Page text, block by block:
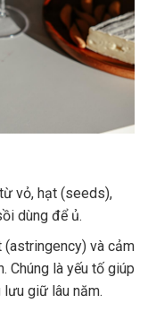
vỏ, hạt (seeds),
dùng để ủ.
(astringency) và cảm
Chúng là yếu tố giúp
giữ lâu năm.